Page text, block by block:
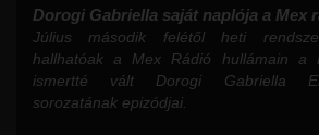
Dorogi Gabriella saját naplója a Mex
Július második felétől heti
hallhatóak a Mex Rádió hullámain a
ismertté vált Dorogi Gabriella
sorozatának epizódjai.